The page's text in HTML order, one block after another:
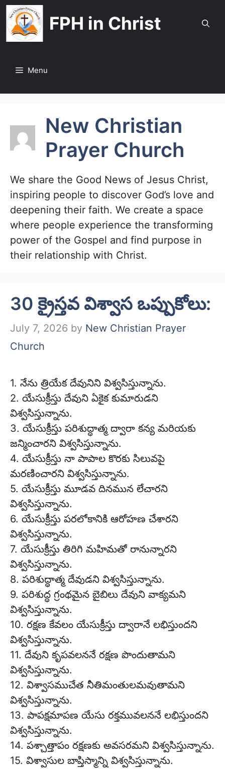
Skip
to
content
FPH in Christ
Menu
New Christian
Prayer Church
We share the Good News of Jesus Christ,
inspiring people to discover God’s love and
deepening their faith. We create a space
where people experience the transforming
power of the Gospel and find purpose in
their relationship with Christ.
30 క్రైస్తవ విశ్వాస ఒప్పుకోలు:
July 7, 2026 by New Christian Prayer
Church
1. నేను త్రియేక దేవునిని విశ్వసిస్తున్నాను.
2. యేసుక్రీస్తు దేవుని ఏకైక కుమారుడని
విశ్వసిస్తున్నాను.
3. యేసుక్రీస్తు పరిశుద్ధాత్మ ద్వారా కన్య మరియకు
జన్మించారని విశ్వసిస్తున్నాను.
4. యేసుక్రీస్తు నా పాపాల కొరకు సిలువపై
మరణించారని విశ్వసిస్తున్నాను.
5. యేసుక్రీస్తు మూడవ దినమున లేచారని
విశ్వసిస్తున్నాను.
6. యేసుక్రీస్తు పరలోకానికి ఆరోహణ చేశారని
విశ్వసిస్తున్నాను.
7. యేసుక్రీస్తు తిరిగి మహిమతో రానున్నారని
విశ్వసిస్తున్నాను.
8. పరిశుద్ధాత్మ దేవుడని విశ్వసిస్తున్నాను.
9. పరిశుద్ధ గ్రంథమైన బైబిలు దేవుని వాక్యమని
విశ్వసిస్తున్నాను.
10. రక్షణ కేవలం యేసుక్రీస్తు ద్వారానే లభిస్తుందని
విశ్వసిస్తున్నాను.
11. దేవుని కృపవలననే రక్షణ పొందుతామని
విశ్వసిస్తున్నాను.
12. విశ్వాసముచేత నీతిమంతులమవుతామని
విశ్వసిస్తున్నాను.
13. పాపక్షమాపణ యేసు రక్తమువలననే లభిస్తుందని
విశ్వసిస్తున్నాను.
14. పశ్చాత్తాపం రక్షణకు అవసరమని విశ్వసిస్తున్నాను.
15. విశ్వాసుల బాప్తిస్మాన్ని విశ్వసిస్తున్నాను.